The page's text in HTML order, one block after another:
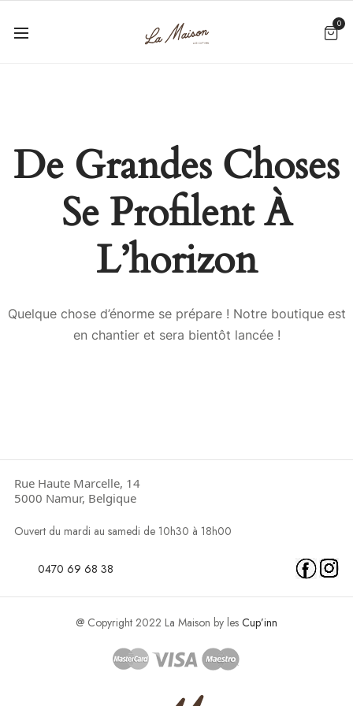
0
De Grandes Choses
Se Profilent À
L’horizon
Quelque chose d’énorme se prépare ! Notre boutique est
en chantier et sera bientôt lancée !
Rue Haute Marcelle, 14
5000 Namur, Belgique
Ouvert du mardi au samedi de 10h30 à 18h00
0470 69 68 38
@ Copyright 2022 La Maison by les Cup’inn